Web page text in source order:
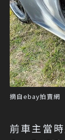
摘自ebay拍賣網
前車主當